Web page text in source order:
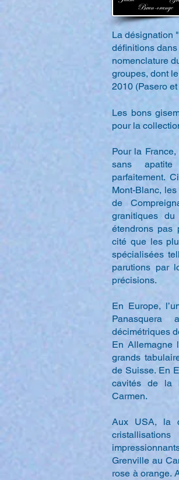
La désignation
définitions
nomenclature
groupes, dont
2010 (Pasero
Les bons
pour la
Pour la
sans apatite
parfaitement.
Mont-Blanc, les
de
granitiques
étendrons pas
cité que les
spécialisées
parutions par
précisions.
En Europe,
décimétriques
En Allemagne
grands
de Suisse. En
cavités de la
Carmen.
Aux USA, la
Grenville au
rose à orange.